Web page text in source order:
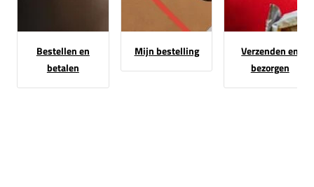
Bestellen en
betalen
Mijn bestelling
Verzenden en
bezorgen